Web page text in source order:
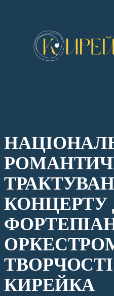
КОНЦЕРТУ
КИРЕЙКА